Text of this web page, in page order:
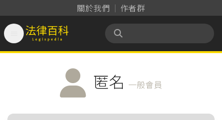
關於我們 作者群
法律百科 Legispedia
匿名 一般會員